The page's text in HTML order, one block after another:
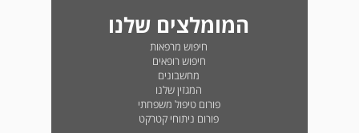
המומלצים שלנו
חיפוש מרפאות
חיפוש רופאים
מחשבונים
המגזין שלנו
פורום טיפול משפחתי
פורום ניתוחי קטרקט